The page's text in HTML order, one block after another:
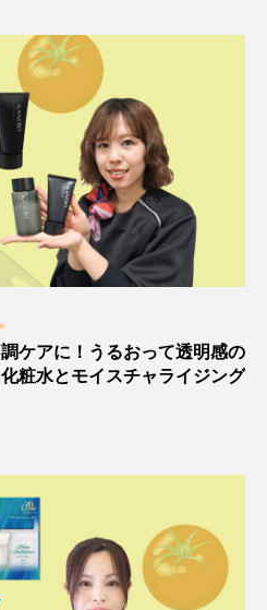
ケアに！うるおって透明感の
粧水とモイスチャライジング